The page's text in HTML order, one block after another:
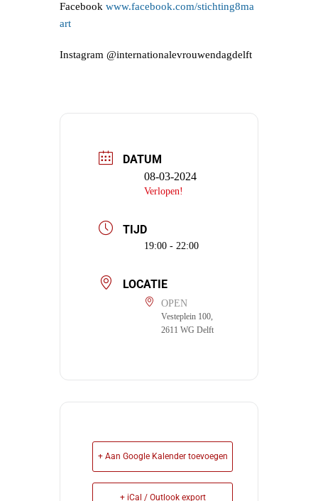
Facebook www.facebook.com/stichting8ma
art
Instagram @internationalevrouwendagdelft
DATUM
08-03-2024
Verlopen!
TIJD
19:00 - 22:00
LOCATIE
OPEN
Vesteplein 100,
2611 WG Delft
+ Aan Google Kalender toevoegen
+ iCal / Outlook export